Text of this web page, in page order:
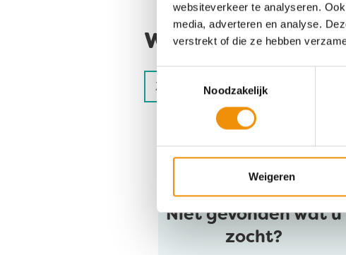
websiteverkeer te analyseren.
media, adverteren en analyse.
verstrekt of die ze hebben
Toestemmingsselectie
Noodzakelijk
Weigeren
Waarmee
naar:
Als de resultaten voor
Niet gevonden wat u
zocht?